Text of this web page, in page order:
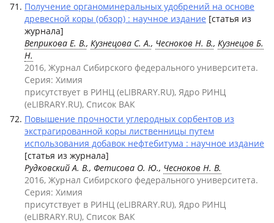
Получение органоминеральных удобрений на основе
древесной коры (обзор) : научное издание [статья из
журнала]
Веприкова Е. В., Кузнецова С. А., Чесноков Н. В., Кузнецов Б.
Н.
2016, Журнал Сибирского федерального университета.
Серия: Химия
присутствует в РИНЦ (eLIBRARY.RU), Ядро РИНЦ
(eLIBRARY.RU), Список ВАК
Повышение прочности углеродных сорбентов из
экстрагированной коры лиственницы путем
использования добавок нефтебитума : научное издание
[статья из журнала]
Рудковский А. В., Фетисова О. Ю., Чесноков Н. В.
2016, Журнал Сибирского федерального университета.
Серия: Химия
присутствует в РИНЦ (eLIBRARY.RU), Ядро РИНЦ
(eLIBRARY.RU), Список ВАК